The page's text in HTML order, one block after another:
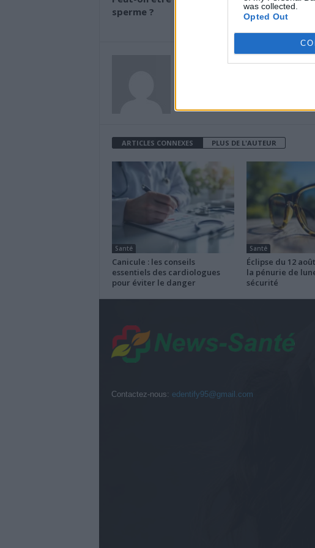
was collected.
Opted Out
sperme ?
News Santé
ARTICLES CONNEXES PLUS DE L'AUTEUR
Santé
Canicule : les conseils
essentiels des cardiologues
pour éviter le danger
Santé
Éclipse du 12
la pénurie de
sécurité
Contactez-nous: edentify95@gmail.com